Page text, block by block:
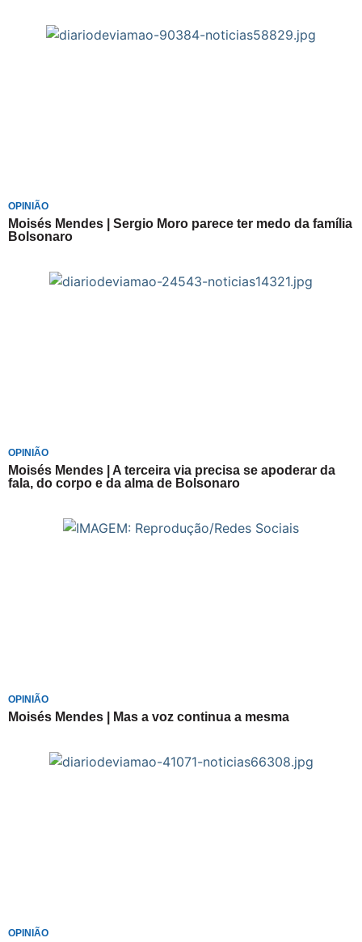
OPINIÃO
Moisés Mendes | Sergio Moro parece ter medo da família
Bolsonaro
OPINIÃO
Moisés Mendes | A terceira via precisa se apoderar da
fala, do corpo e da alma de Bolsonaro
OPINIÃO
Moisés Mendes | Mas a voz continua a mesma
OPINIÃO